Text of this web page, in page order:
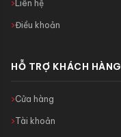
Liên hệ
Điều khoản
HỖ TRỢ KHÁCH HÀNG
Cửa hàng
Tài khoản